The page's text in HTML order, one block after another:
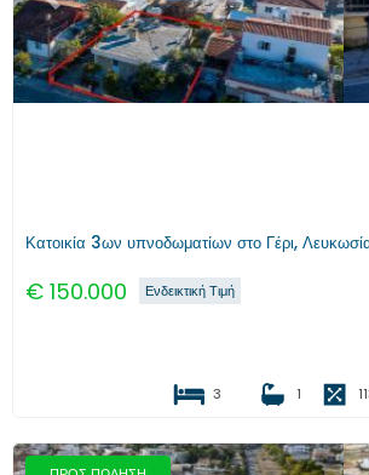
Κατοικία 3ων υπνοδωματίων στο Γέρι,
€ 150.000 Ενδεικτική Τιμή
3 1